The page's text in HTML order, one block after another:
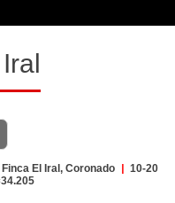
Finca El Iral, Coronado | 10-20